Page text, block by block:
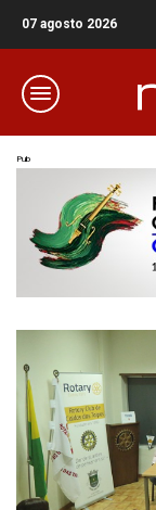
07 agosto 2026
Pub